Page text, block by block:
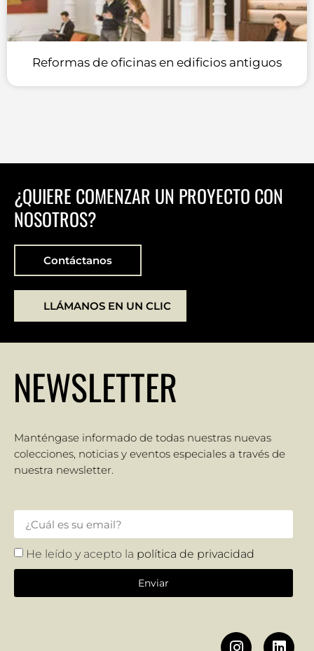
Reformas de oficinas en edificios antiguos
¿QUIERE COMENZAR UN PROYECTO CON
NOSOTROS?
Contáctanos
LLÁMANOS EN UN CLIC
NEWSLETTER
Manténgase informado de todas nuestras nuevas
colecciones, noticias y eventos especiales a través de
nuestra newsletter.
He leído y acepto la política de privacidad
Enviar